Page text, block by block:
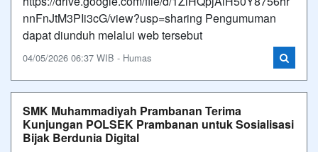
nnFnJtM3PIi3cG/view?usp=sharing Pengumuman
dapat diunduh melalui web tersebut
04/05/2026 06:37 WIB - Humas
SMK Muhammadiyah Prambanan Terima
Kunjungan POLSEK Prambanan untuk Sosialisasi
Bijak Berdunia Digital